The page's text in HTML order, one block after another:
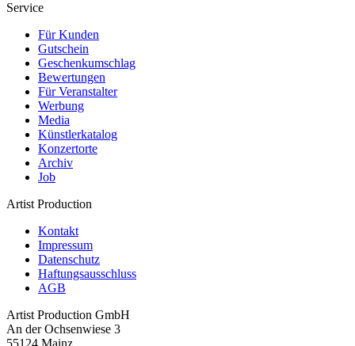
Service
Für Kunden
Gutschein
Geschenkumschlag
Bewertungen
Für Veranstalter
Werbung
Media
Künstlerkatalog
Konzertorte
Archiv
Job
Artist Production
Kontakt
Impressum
Datenschutz
Haftungsausschluss
AGB
Artist Production GmbH
An der Ochsenwiese 3